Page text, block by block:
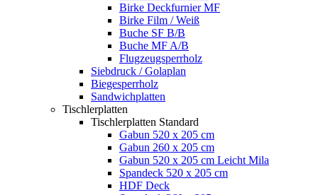
Birke Deckfurnier MF
Birke Film / Weiß
Buche SF B/B
Buche MF A/B
Flugzeugsperrholz
Siebdruck / Golaplan
Biegesperrholz
Sandwichplatten
Tischlerplatten
Tischlerplatten Standard
Gabun 520 x 205 cm
Gabun 260 x 205 cm
Gabun 520 x 205 cm Leicht Mila
Spandeck 520 x 205 cm
HDF Deck